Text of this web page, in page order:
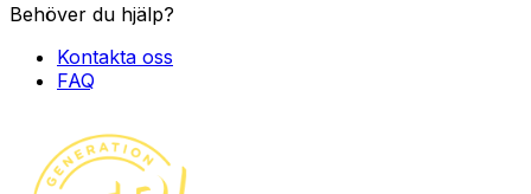
Behöver du hjälp?
Kontakta oss
FAQ